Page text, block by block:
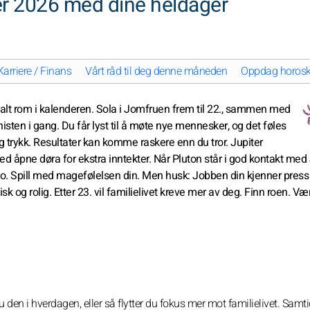
/ Finans Vårt råd til deg denne måneden Oppdag
rom i kalenderen. Sola i Jomfruen frem til 22., sammen med
i gang. Du får lyst til å møte nye mennesker, og det føles
Resultater kan komme raskere enn du tror. Jupiter
åpne døra for ekstra inntekter. Når Pluton står i god kontakt med
Spill med magefølelsen din. Men husk: Jobben din kjenner
og rolig. Etter 23. vil familielivet kreve mer av deg. Finn roen.
den i hverdagen, eller så flytter du fokus mer mot familielivet.